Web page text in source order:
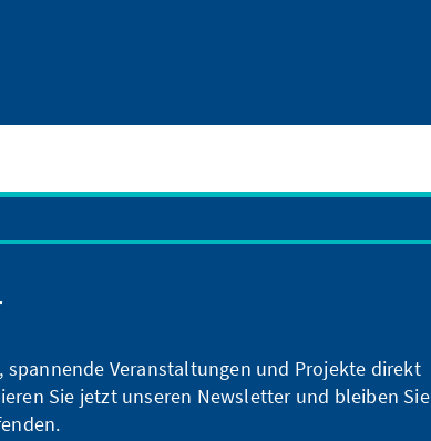
Veranstaltungen und Projekte direkt
Sie jetzt unseren Newsletter und bleiben Sie